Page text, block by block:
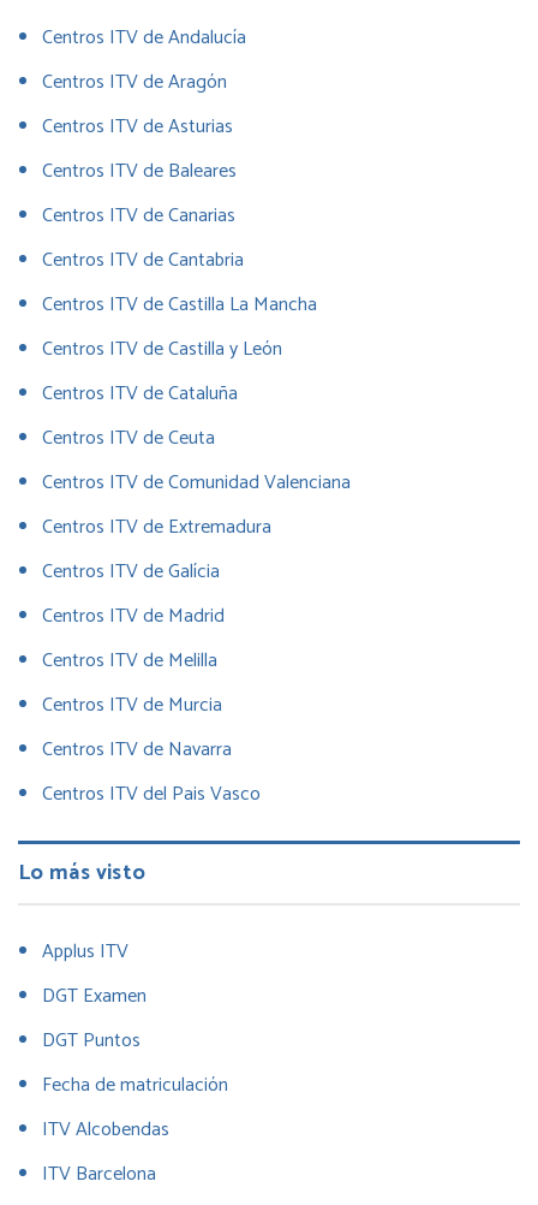
Centros ITV de Andalucía
Centros ITV de Aragón
Centros ITV de Asturias
Centros ITV de Baleares
Centros ITV de Canarias
Centros ITV de Cantabria
Centros ITV de Castilla La Mancha
Centros ITV de Castilla y León
Centros ITV de Cataluña
Centros ITV de Ceuta
Centros ITV de Comunidad Valenciana
Centros ITV de Extremadura
Centros ITV de Galícia
Centros ITV de Madrid
Centros ITV de Melilla
Centros ITV de Murcia
Centros ITV de Navarra
Centros ITV del Pais Vasco
Lo más visto
Applus ITV
DGT Examen
DGT Puntos
Fecha de matriculación
ITV Alcobendas
ITV Barcelona